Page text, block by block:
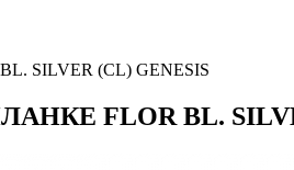
(CL) GENESIS
FLOR BL.